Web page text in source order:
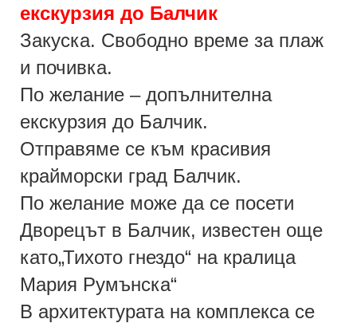
екскурзия до Балчик
Закуска. Свободно време за плаж
и почивка.
По желание – допълнителна
екскурзия до Балчик.
Отправяме се към красивия
крайморски град Балчик.
По желание може да се посети
Дворецът в Балчик, известен още
като„Тихото гнездо“ на кралица
Мария Румънска“
В архитектурата на комплекса се